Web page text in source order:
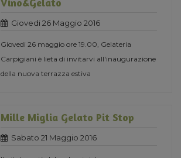
Giovedi 26 Maggio 2016
Giovedi 26 maggio ore 19.00, Gelateria
Carpigiani è lieta di invitarvi all'inaugurazione
della nuova terrazza estiva
Mille Miglia Gelato Pit Stop
Sabato 21 Maggio 2016